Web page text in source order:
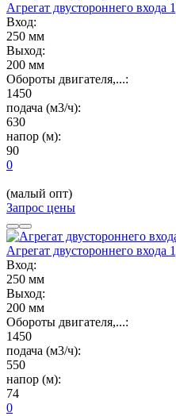
Агрегат двустороннего входа
Вход:
250 мм
Выход:
200 мм
Обороты двигателя,...:
1450
подача (м3/ч):
630
напор (м):
90
0
(малый опт)
Запрос цены
Агрегат двустороннего входа
Вход:
250 мм
Выход:
200 мм
Обороты двигателя,...:
1450
подача (м3/ч):
550
напор (м):
74
0